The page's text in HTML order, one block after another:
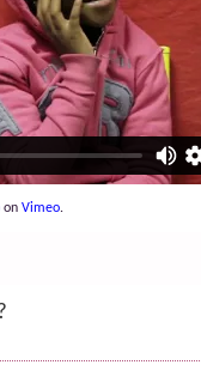
on Vimeo.